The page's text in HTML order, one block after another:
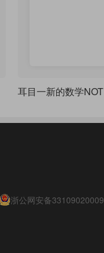
耳目一新的数学
浙公网安备